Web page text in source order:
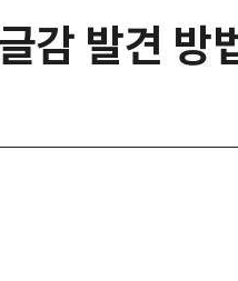
감 발견 방